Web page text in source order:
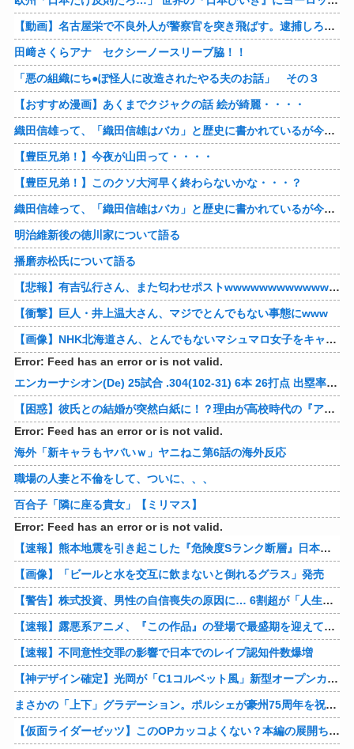
【動画】名古屋栄で不良外人が警察官を突き飛ばす。逮捕しろやｗｗｗ
田﨑さくらアナ セクシーノースリーブ脇！！
「悪の組織にち●ぽ怪人に改造されたやる夫のお話」 その３
【おすすめ漫画】あくまでクジャクの話 絵が綺麗・・・・
織田信雄って、「織田信雄はバカ」と歴史に書かれているが今まで家が残っているんでバカではないよな？
【豊臣兄弟！】今夜が山田って・・・・
【豊臣兄弟！】このクソ大河早く終わらないかな・・・？
織田信雄って、「織田信雄はバカ」と歴史に書かれているが今まで家が残っているんでバカではないよな？
明治維新後の徳川家について語る
播磨赤松氏について語る
【悲報】有吉弘行さん、また匂わせポストwwwwwwwwwwwwwwww
【衝撃】巨人・井上温大さん、マジでとんでもない事態にwww
【画像】NHK北海道さん、とんでもないマシュマロ女子をキャスターに起用してしまうwwwwwwww
Error: Feed has an error or is not valid.
エンカーナシオン(De) 25試合 .304(102-31) 6本 26打点 出塁率.311 OPS.831 wRC+137 WAR+0.7
【困惑】彼氏との結婚が突然白紙に！？理由が高校時代の『アレ』だったｗｗｗｗ 他
Error: Feed has an error or is not valid.
海外「新キャラもヤバいｗ」ヤニねこ第6話の海外反応
職場の人妻と不倫をして、ついに、、、
百合子「隣に座る貴女」【ミリマス】
Error: Feed has an error or is not valid.
【速報】熊本地震を引き起こした『危険度Sランク断層』日本のド真ん中に10カ所もあると判明
【画像】「ビールと水を交互に飲まないと倒れるグラス」発売
【警告】株式投資、男性の自信喪失の原因に… 6割超が「人生の敗者」自認
【速報】露悪系アニメ、『この作品』の登場で最盛期を迎えてしまう…
【速報】不同意性交罪の影響で日本でのレイプ認知件数爆増
【神デザイン確定】光岡が「C1コルベット風」新型オープンカーの最新ティーザー画像を公開、マツダ・ロードスターの信頼性にレトロな外観がドッキング
まさかの「上下」グラデーション。ポルシェが豪州75周年を祝う特別モデル「911 Turbo S Land Down Under」を発表、1951年の「見果てぬ夢」が内外装に再現
【仮面ライダーゼッツ】このOPカッコよくない？本編の展開ちゃんと反映してて完成度高いし